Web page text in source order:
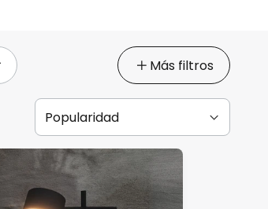
Más filtros